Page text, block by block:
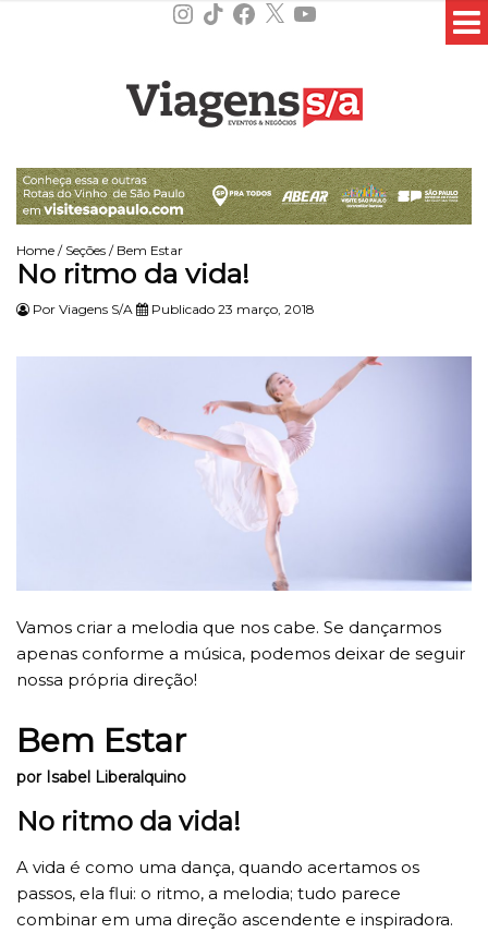
Instagram
TikTokFacebook
X YouTube
Home / Seções / Bem Estar
No ritmo da vida!
Por Viagens S/A Publicado 23 março, 2018
Vamos criar a melodia que nos cabe. Se dançarmos
apenas conforme a música, podemos deixar de seguir
nossa própria direção!
Bem Estar
por Isabel Liberalquino
No ritmo da vida!
A vida é como uma dança, quando acertamos os
passos, ela flui: o ritmo, a melodia; tudo parece
combinar em uma direção ascendente e inspiradora.